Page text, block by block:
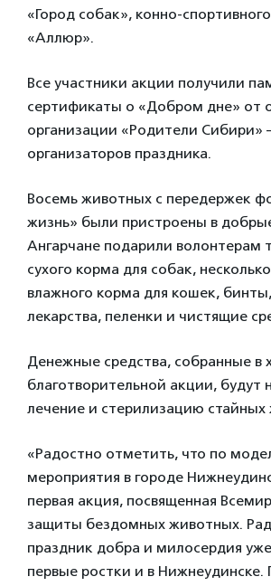
«Город собак», конно-
«Аллюр».
Все участники акции получили
сертификаты о «Добром дне» от
организации «Родители Сибири»
организаторов праздника.
Восемь животных с передержек
жизнь» были пристроены в
Ангарчане подарили волонтерам
сухого корма для собак,
влажного корма для кошек,
лекарства, пеленки и чистящие
Денежные средства, собранные в
благотворительной акции, будут
лечение и стерилизацию
«Радостно отметить, что по
мероприятия в городе
первая акция, посвященная
защиты бездомных животных.
праздник добра и милосердия
первые ростки и в Нижнеудинске.